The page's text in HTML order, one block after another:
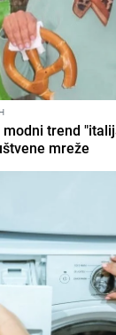
trend
mreže